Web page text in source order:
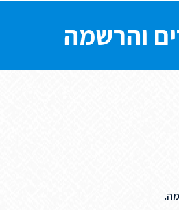
והרשמה